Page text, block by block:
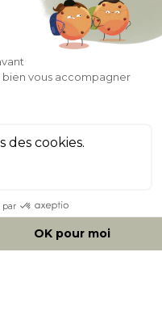
Appelez-nous Au
050 92 00 74